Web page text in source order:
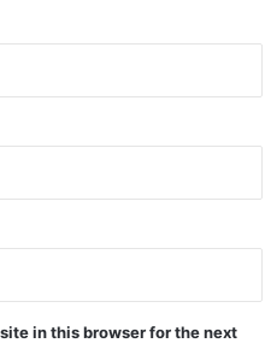
in this browser for the next